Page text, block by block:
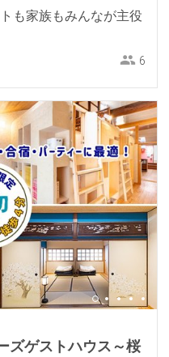
も家族もみんなが主役
6
ズゲストハウス～桜